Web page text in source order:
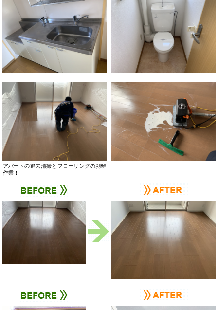
アパートの退去清掃とフローリングの剥離
作業！